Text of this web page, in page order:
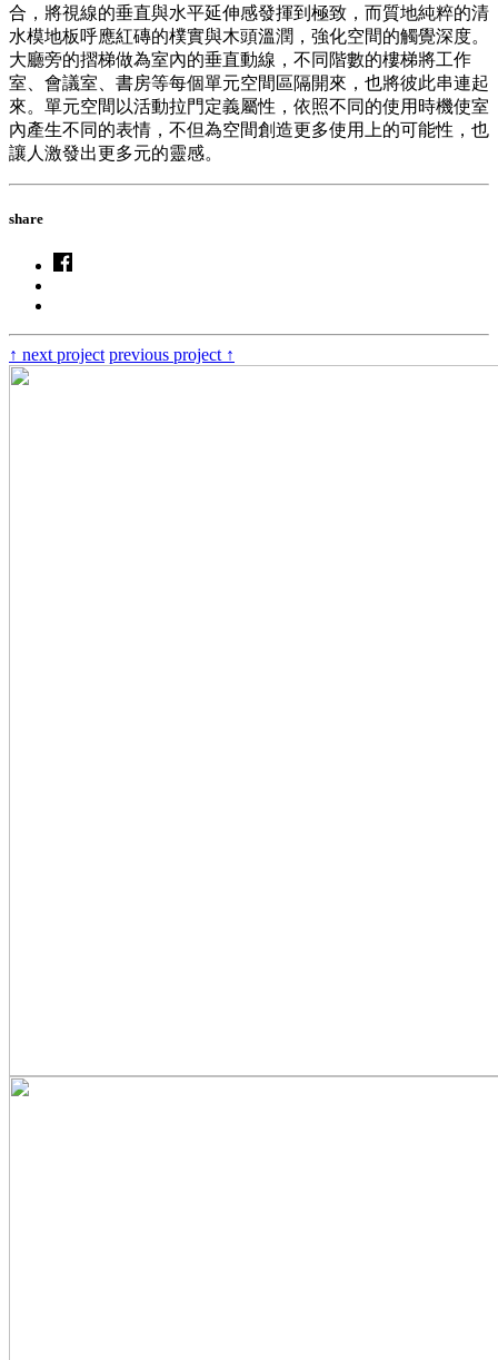
合，將視線的垂直與水平延伸感發揮到極致，而質地純粹的清
水模地板呼應紅磚的樸實與木頭溫潤，強化空間的觸覺深度。
大廳旁的摺梯做為室內的垂直動線，不同階數的樓梯將工作
室、會議室、書房等每個單元空間區隔開來，也將彼此串連起
來。單元空間以活動拉門定義屬性，依照不同的使用時機使室
內產生不同的表情，不但為空間創造更多使用上的可能性，也
讓人激發出更多元的靈感。
share
↑ next project previous project ↑